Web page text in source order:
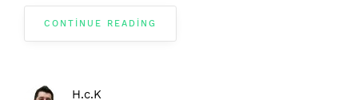
CONTINUE READING
H.c.K